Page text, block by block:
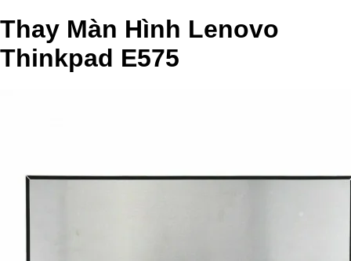
Thay Màn Hình Lenovo
Thinkpad E575